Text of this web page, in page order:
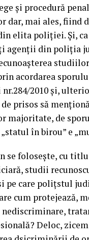
și procedură
dar, mai ales, fiind
elita poliției. Și,
agenții din poliția
acordarea
2010 și,
de prisos să
majoritate, de
în birou” e
se folosește, cu
studii
pe care polițstul
cum
nediscriminare,
Deloc,